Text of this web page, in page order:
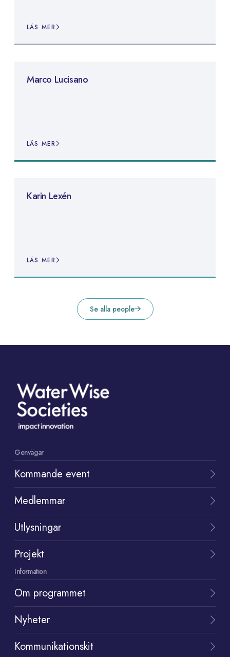
LÄS MER
Marco Lucisano
LÄS MER
Karin Lexén
LÄS MER
Se alla people
Genvägar
Kommande event
Medlemmar
Utlysningar
Projekt
Information
Om programmet
Nyheter
Kommunikationskit